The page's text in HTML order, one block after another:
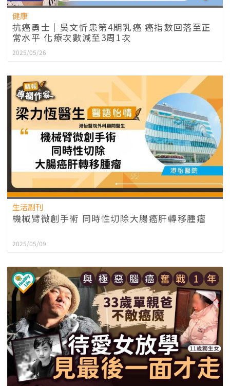
健康
抗癌勇士｜吳文忻患第4期乳癌 癌指數回落至正
常水平 化療次數減至3周1次
2025/05/26
生活副刊
機械臂微創手術 同時性切除大腸癌肝轉移腫瘤
2025/05/09